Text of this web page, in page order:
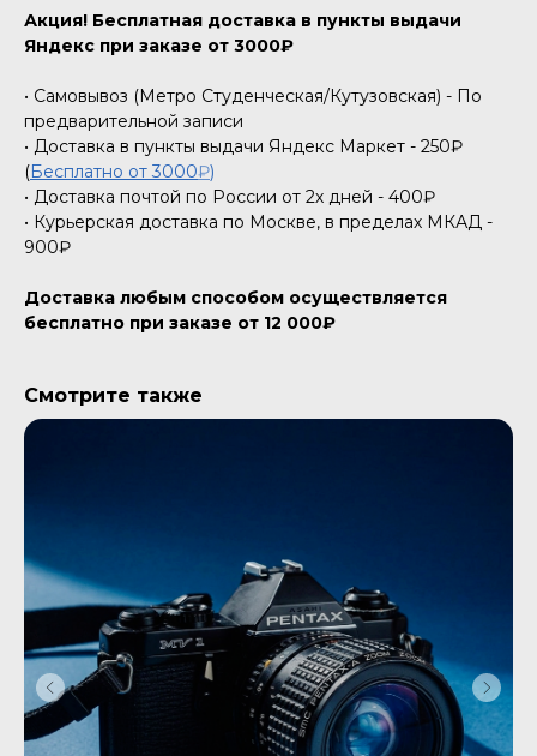
Акция! Бесплатная доставка в пункты выдачи
Яндекс при заказе от 3000₽
• Самовывоз (Метро Студенческая/Кутузовская) - По
предварительной записи
• Доставка в пункты выдачи Яндекс Маркет - 250₽
(Бесплатно от 3000₽)
• Доставка почтой по России от 2х дней - 400₽
• Курьерская доставка по Москве, в пределах МКАД -
900₽
Доставка любым способом осуществляется
бесплатно при заказе от 12 000₽
Смотрите также